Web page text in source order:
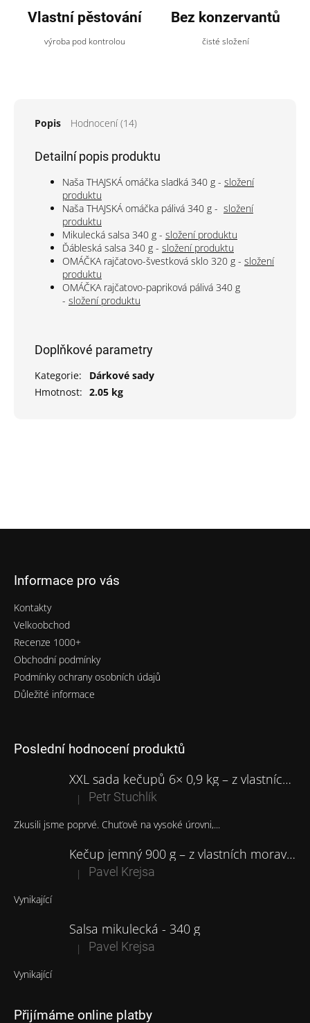
Vlastní pěstování
výroba pod kontrolou
Bez konzervantů
čisté složení
Popis Hodnocení (14)
Detailní popis produktu
Naša THAJSKÁ omáčka sladká 340 g - složení
produktu
Naša THAJSKÁ omáčka pálivá 340 g - složení
produktu
Mikulecká salsa 340 g - složení produktu
Ďábleská salsa 340 g - složení produktu
OMÁČKA rajčatovo-švestková sklo 320 g - složení
produktu
OMÁČKA rajčatovo-papriková pálivá 340 g
- složení produktu
Doplňkové parametry
Kategorie:
Dárkové sady
Hmotnost: 2.05 kg
Informace pro vás
Kontakty
Velkoobchod
Recenze 1000+
Obchodní podmínky
Podmínky ochrany osobních údajů
Důležité informace
Poslední hodnocení produktů
XXL sada kečupů 6× 0,9 kg – z vlastních moravských rajčat
Hodnocení produktu je 5 z 5 hvězdiček.
| Petr Stuchlík
Zkusili jsme poprvé. Chuťově na vysoké úrovni,...
Kečup jemný 900 g – z vlastních moravských rajčat
Hodnocení produktu je 5 z 5 hvězdiček.
| Pavel Krejsa
Vynikající
Salsa mikulecká - 340 g
Hodnocení produktu je 5 z 5 hvězdiček.
| Pavel Krejsa
Vynikající
Přijímáme online platby